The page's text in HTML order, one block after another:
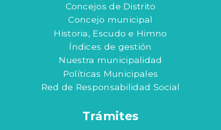
Concejos de Distrito
Concejo municipal
Historia, Escudo e Himno
Índices de gestión
Nuestra municipalidad
Políticas Municipales
Red de Responsabilidad Social
Trámites